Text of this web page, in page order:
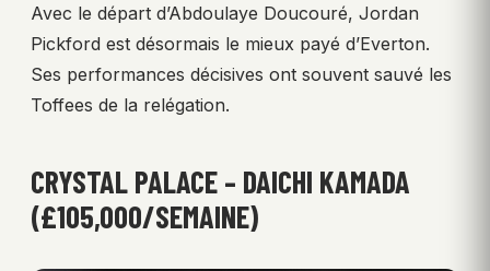
Avec le départ d’Abdoulaye Doucouré, Jordan
Pickford est désormais le mieux payé d’Everton.
Ses performances décisives ont souvent sauvé les
Toffees de la relégation.
CRYSTAL PALACE – DAICHI KAMADA
(£105,000/SEMAINE)